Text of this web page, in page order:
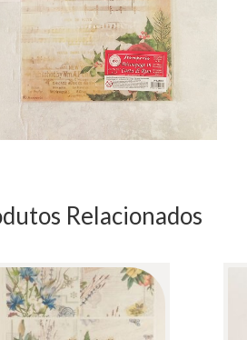
Relacionados